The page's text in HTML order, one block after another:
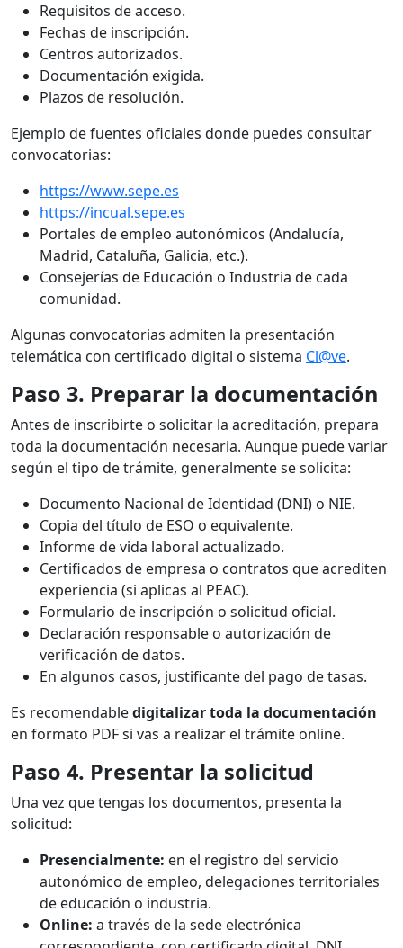
Requisitos de acceso.
Fechas de inscripción.
Centros autorizados.
Documentación exigida.
Plazos de resolución.
Ejemplo de fuentes oficiales donde puedes consultar
convocatorias:
https://www.sepe.es
https://incual.sepe.es
Portales de empleo autonómicos (Andalucía,
Madrid, Cataluña, Galicia, etc.).
Consejerías de Educación o Industria de cada
comunidad.
Algunas convocatorias admiten la presentación
telemática con certificado digital o sistema Cl@ve.
Paso 3. Preparar la documentación
Antes de inscribirte o solicitar la acreditación, prepara
toda la documentación necesaria. Aunque puede variar
según el tipo de trámite, generalmente se solicita:
Documento Nacional de Identidad (DNI) o NIE.
Copia del título de ESO o equivalente.
Informe de vida laboral actualizado.
Certificados de empresa o contratos que acrediten
experiencia (si aplicas al PEAC).
Formulario de inscripción o solicitud oficial.
Declaración responsable o autorización de
verificación de datos.
En algunos casos, justificante del pago de tasas.
Es recomendabledigitalizar toda la documentación
en formato PDF si vas a realizar el trámite online.
Paso 4. Presentar la solicitud
Una vez que tengas los documentos, presenta la
solicitud:
Presencialmente: en el registro del servicio
autonómico de empleo, delegaciones territoriales
de educación o industria.
Online: a través de la sede electrónica